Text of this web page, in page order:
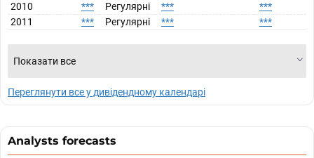
2010
*** Регулярні ***
***
2011
*** Регулярні *** ***
Показати все
Переглянути все у дивідендному календарі
Analysts forecasts